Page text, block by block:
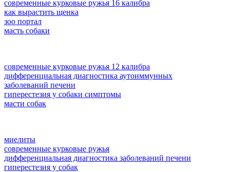
современные курковые ружья 16 калибра
как вырастить щенка
зоо портал
масть собаки
современные курковые ружья 12 калибра
дифференциальная диагностика аутоиммунных
заболеваний печени
гиперестезия у собаки симптомы
масти собак
миелиты
современные курковые ружья
дифференциальная диагностика заболеваний печени
гиперестезия у собак